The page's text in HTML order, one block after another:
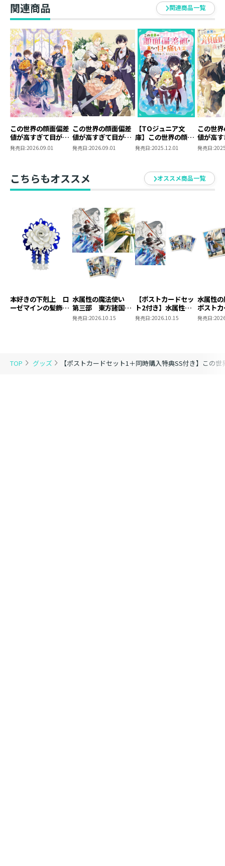
TOP グッズ 【ポストカードセット1＋同時購入特典SS付き】こ
コミックス情報
見渡す限りイケメン、イケメン、イケメン…
この世界、どーなってんの!?
ありとあらゆるイケメンに、お転婆令嬢が愛でら
れすぎて世界を動かす（？）
無自覚愛されファンタジー！
彼氏いない歴=年齢の真山里奈は、大学デビューを
迎えようとした直前で転生してしまう。
しかも周りにいた兄のオリヴァーを含め、皆が揃
どうやらこの世界、圧倒的な女性不足＆性淘汰に
よってイケメンしかいないらしい。
そんなこんなで甘やかされる日々が始まるも、オ
リヴァ―ともう一人の兄・クライヴが「婚約者に
なる」と言い出して―――!?
花(恋)より団子(冒険)なお転婆令嬢が愛でられすぎ
ー・第1巻！
書き下ろしSS付き！
関連商品 関連商品一覧
この世界の顔面偏差
値が高すぎて目が痛
い10
発売日:2026.09.01
この世界の顔面偏差
値が高すぎて目が痛
い～突然始まる異世
発売日:2026.09.01
【TOジュニア文
庫】この世界の顔面
偏差値が高すぎて目
発売日:2025.12.01
この世
値が高
い９
発売日:
こちらもオススメ オススメ商品一覧
本好きの下剋上 ロ
ーゼマインの髪飾り
水属性の魔法使い
第三部 東方諸国編
8 同時発売まとめ
発売日:2026.10.15
【ポストカードセッ
ト2付き】水属性の
魔法使い 第三部
発売日:2026.10.15
水属性
ポスト
2
発売日: